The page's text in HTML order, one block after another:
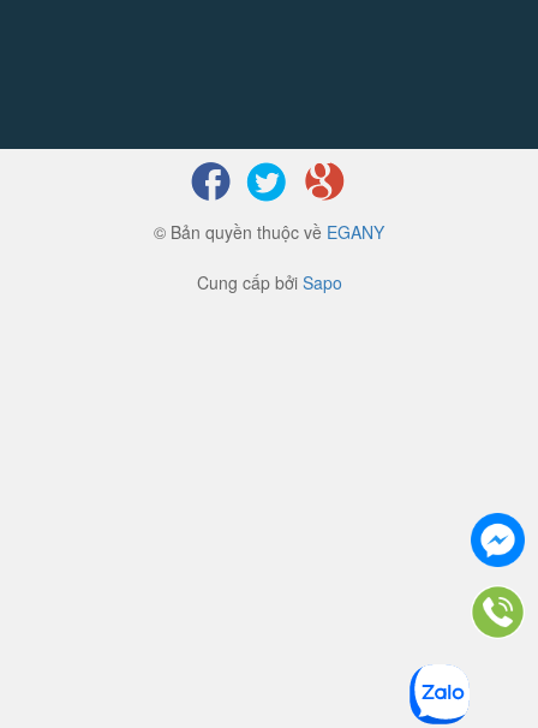
© Bản quyền thuộc về EGANY
Cung cấp bởi Sapo